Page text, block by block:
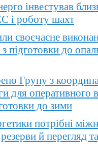
інвестував
і роботу шахт
своєчасне
з підготовки до
Групу з
для оперативного
до зими
потрібні
й перегляд